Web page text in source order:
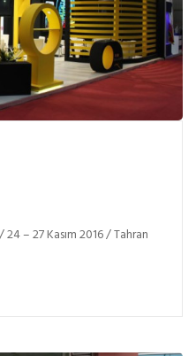
24 – 27 Kasım 2016 / Tahran